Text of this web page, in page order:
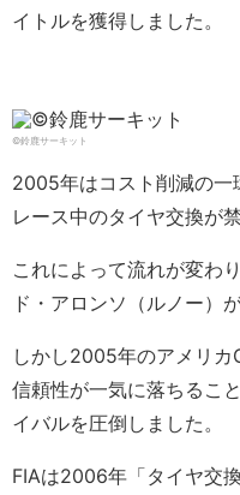
イトルを獲得しました。
©︎鈴鹿サーキット
2005年はコスト削減の一
レース中のタイヤ交換が
これによって流れが変わ
ド・アロンソ（ルノー）
しかし2005年のアメリ
信頼性が一気に落ちるこ
イバルを圧倒しました。
FIAは2006年「タイヤ交